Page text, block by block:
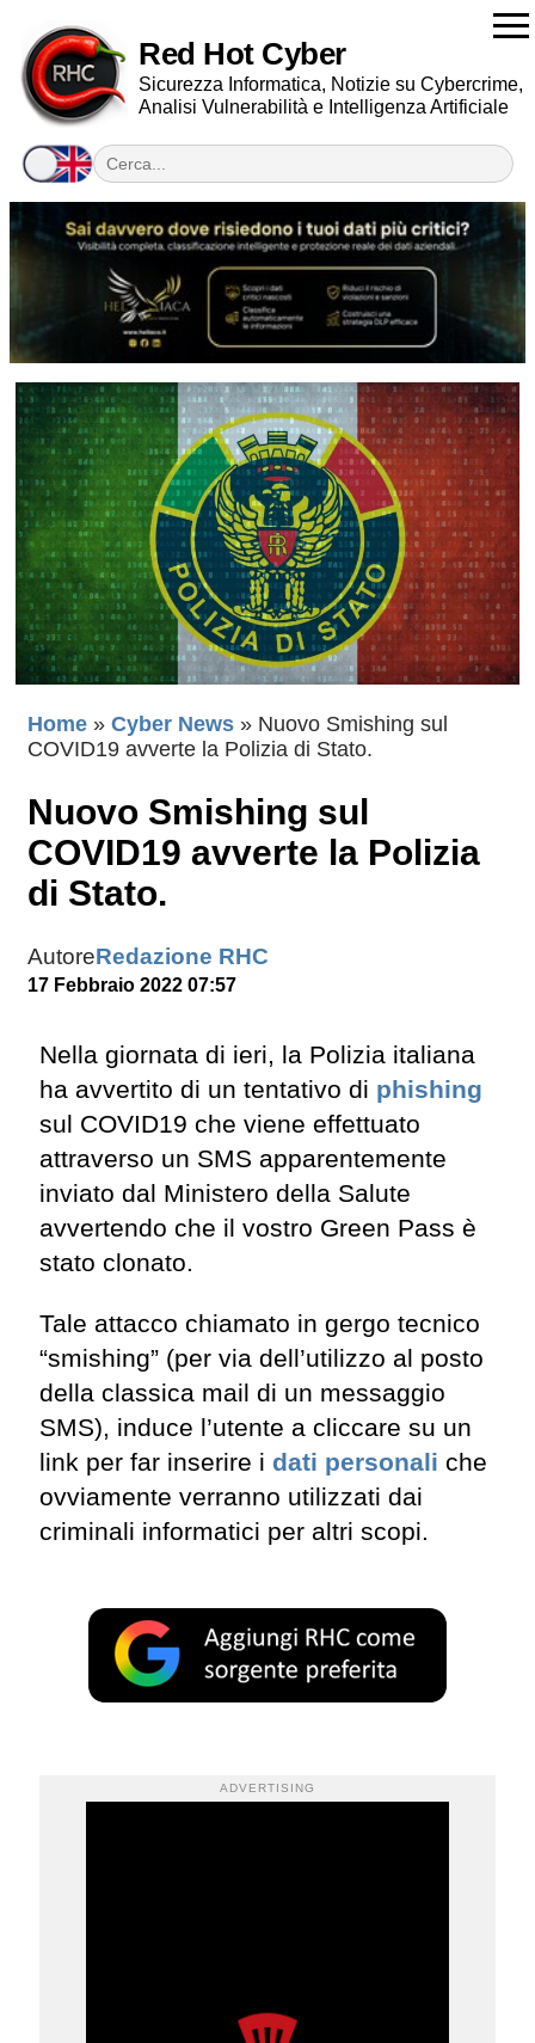
Red Hot Cyber
Sicurezza Informatica, Notizie su Cybercrime,
Analisi Vulnerabilità e Intelligenza Artificiale
Home » Cyber News » Nuovo Smishing sul
COVID19 avverte la Polizia di Stato.
Nuovo Smishing sul
COVID19 avverte la Polizia
di Stato.
AutoreRedazione RHC
17 Febbraio 2022 07:57
Nella giornata di ieri, la Polizia italiana
ha avvertito di un tentativo di phishing
sul COVID19 che viene effettuato
attraverso un SMS apparentemente
inviato dal Ministero della Salute
avvertendo che il vostro Green Pass è
stato clonato.
Tale attacco chiamato in gergo tecnico
“smishing” (per via dell’utilizzo al posto
della classica mail di un messaggio
SMS), induce l’utente a cliccare su un
link per far inserire i dati personali che
ovviamente verranno utilizzati dai
criminali informatici per altri scopi.
ADVERTISING